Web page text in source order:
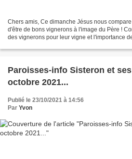
Chers amis, Ce dimanche Jésus nous
d'être de bons vignerons à l'image du Père !
des vignerons pour leur vigne et l'importance
Paroisses-info Sisteron et
octobre 2021...
Publié le 23/10/2021 à 14:56
Par Yvon